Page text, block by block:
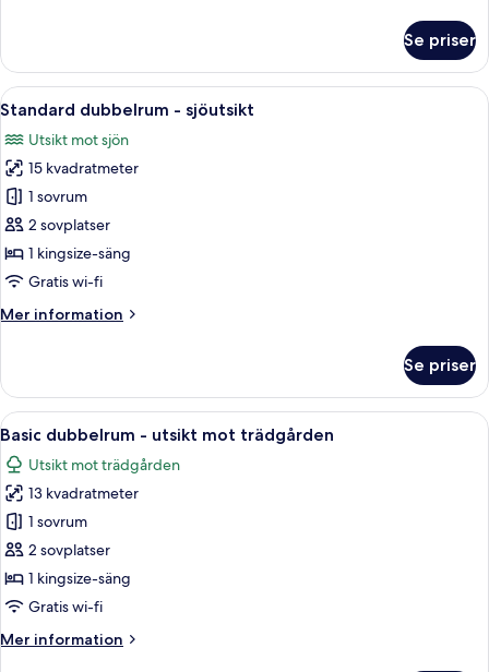
-
sjöutsikt
Se priser
Öppna
alla
foton
för
Standard
dubbelrum
-
sjöutsikt
Ett hotellrum med en stor säng, två
6
Standard dubbelrum - sjöutsikt
Utsikt mot sjön
15 kvadratmeter
1 sovrum
2 sovplatser
1 kingsize-säng
Gratis wi-fi
Mer information
Mer
dubbelrum
sjöutsikt
Se priser
Öppna
alla
foton
för
Basic
dubbelrum
-
utsikt
trädgården
En snyggt bäddad säng med vita
5
Basic dubbelrum - utsikt mot trädgården
Utsikt mot trädgården
13 kvadratmeter
1 sovrum
2 sovplatser
1 kingsize-säng
Gratis wi-fi
Mer information
Mer